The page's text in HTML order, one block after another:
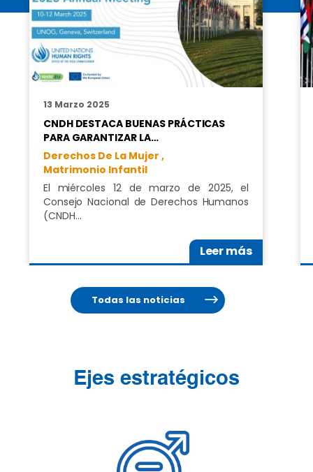
13 Marzo 2025
CNDH DESTACA BUENAS PRÁCTICAS
PARA GARANTIZAR LA…
Derechos De La Mujer ,
Matrimonio Infantil
El miércoles 12 de marzo de 2025, el
Consejo Nacional de Derechos Humanos
(CNDH…
Leer más
Todas las noticias
Ejes estratégicos